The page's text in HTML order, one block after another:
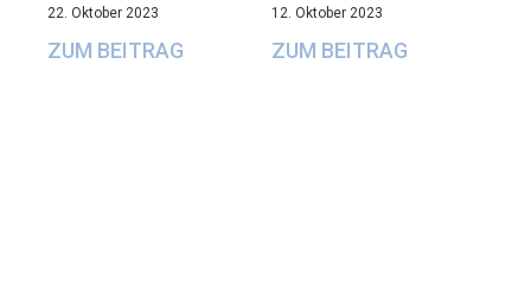
22. Oktober 2023
ZUM BEITRAG
12. Oktober 2023
ZUM BEITRAG